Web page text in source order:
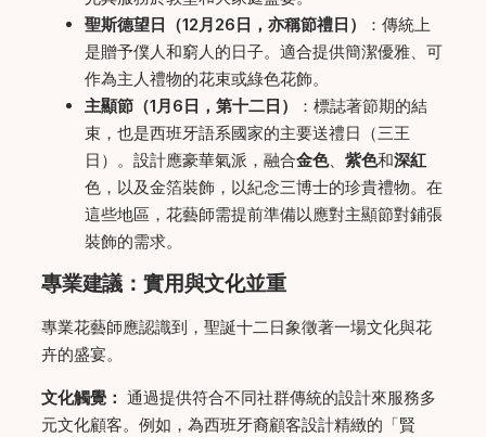
聖斯德望日（12月26日，亦稱節禮日）
：傳統上
是贈予僕人和窮人的日子。適合提供簡潔優雅、可
作為主人禮物的花束或綠色花飾。
主顯節（1月6日，第十二日）
：標誌著節期的結
束，也是西班牙語系國家的主要送禮日（三王
日）。設計應豪華氣派，融合金色、 紫色和深紅
色，以及金箔裝飾，以紀念三博士的珍貴禮物。在
這些地區，花藝師需提前準備以應對主顯節對鋪張
裝飾的需求。
專業建議：實用與文化並重
專業花藝師應認識到，聖誕十二日象徵著一場文化與花
卉的盛宴。
文化觸覺： 通過提供符合不同社群傳統的設計來服務多
元文化顧客。例如，為西班牙裔顧客設計精緻的「賢